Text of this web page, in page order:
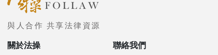
與人合作 共享法律資源
關於法操 聯絡我們